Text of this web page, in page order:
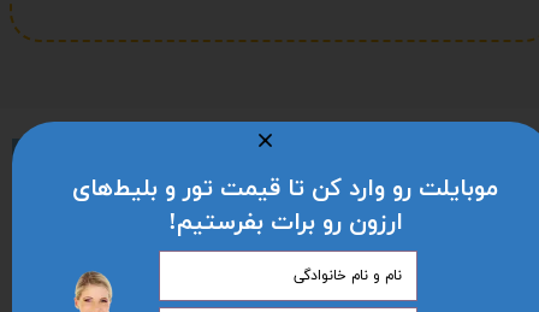
موبایلت رو وارد کن تا قیمت تور و بلیط‌های
ارزون رو برات بفرستیم!